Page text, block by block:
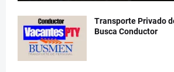
Transporte Privado
Busca Conductor